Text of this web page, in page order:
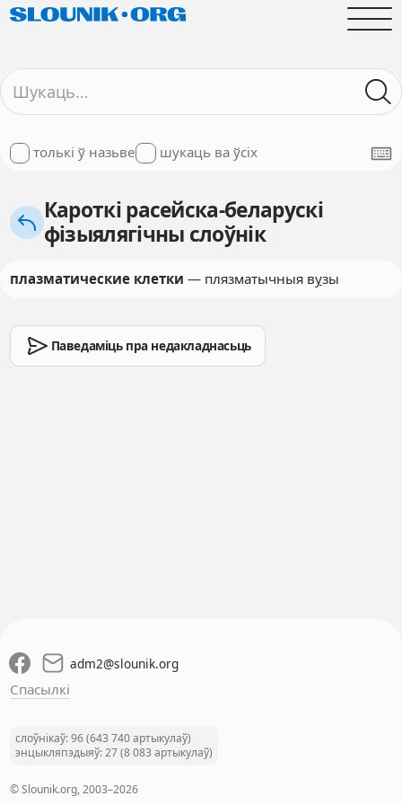
толькі ў назьве шукаць ва ўсіх
Кароткі расейска-беларускі
фізыялягічны слоўнік
плазматические клетки — плязматычныя вузы
Паведаміць пра недакладнасьць
adm2@slounik.org
Спасылкі
слоўнікаў: 96 (643 740 артыкулаў)
энцыкляпэдыяў: 27 (8 083 артыкулаў)
© Slounik.org, 2003–2026